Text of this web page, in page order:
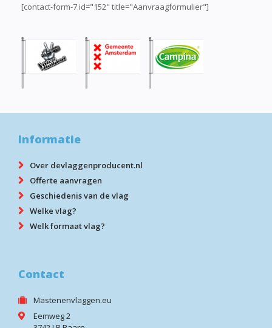
[contact-form-7 id="152" title="Aanvraagformulier"]
Informatie
Over devlaggenproducent.nl
Offerte aanvragen
Geschiedenis van de vlag
Welke vlag?
Welk formaat vlag?
Contact
Mastenenvlaggen.eu
Eemweg 2